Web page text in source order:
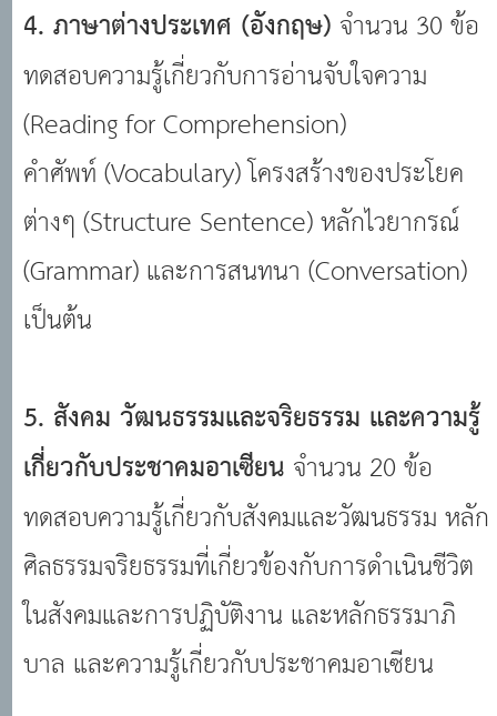
4. ภาษาต่างประเทศ (อังกฤษ) จำนวน 30 ข้อ
ทดสอบความรู้เกี่ยวกับการอ่านจับใจความ
(Reading for Comprehension)
คำศัพท์ (Vocabulary) โครงสร้างของประโยค
ต่างๆ (Structure Sentence) หลักไวยากรณ์
(Grammar) และการสนทนา (Conversation)
เป็นต้น
5. สังคม วัฒนธรรมและจริยธรรม และความรู้
เกี่ยวกับประชาคมอาเซียน จำนวน 20 ข้อ
ทดสอบความรู้เกี่ยวกับสังคมและวัฒนธรรม หลัก
ศิลธรรมจริยธรรมที่เกี่ยวข้องกับการดำเนินชีวิต
ในสังคมและการปฏิบัติงาน และหลักธรรมาภิ
บาล และความรู้เกี่ยวกับประชาคมอาเซียน